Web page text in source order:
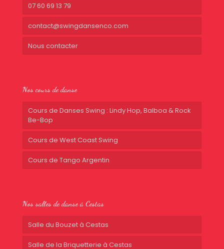
07 60 69 13 79
contact@swingdansenco.com
Nous contacter
Nos cours de danse
Cours de Danses Swing : Lindy Hop, Balboa & Rock
Be-Bop
Cours de West Coast Swing
Cours de Tango Argentin
Nos salles de danse à Cestas
Salle du Bouzet à Cestas
Salle de la Briquetterie à Cestas